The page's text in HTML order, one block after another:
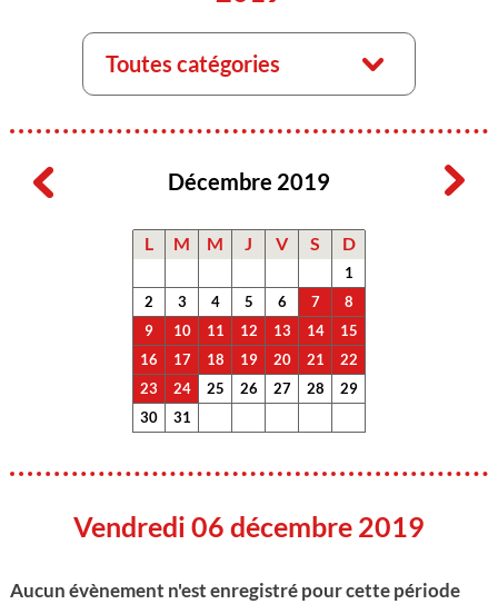
Toutes catégories
Décembre 2019
L M M J V S D
1
2
3 4 5 6 7
8
9
10 11 12 13 14
15
16
17 18 19 20 21
22
23
24 25 26 27 28
29
30
31
Vendredi 06 décembre 2019
Aucun évènement n'est enregistré pour cette période